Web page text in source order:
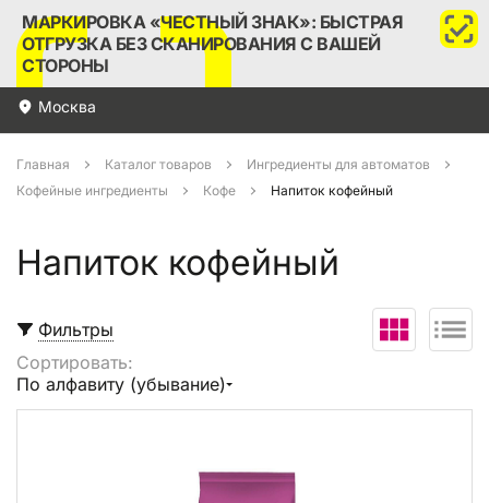
МАРКИРОВКА «ЧЕСТНЫЙ ЗНАК»: БЫСТРАЯ
ОТГРУЗКА БЕЗ СКАНИРОВАНИЯ С ВАШЕЙ
СТОРОНЫ
Москва
Главная Каталог товаров
Ингредиенты для автоматов
Кофейные ингредиенты
Кофе Напиток кофейный
Напиток кофейный
Фильтры
Сортировать:
По алфавиту (убывание)
Выбрать все